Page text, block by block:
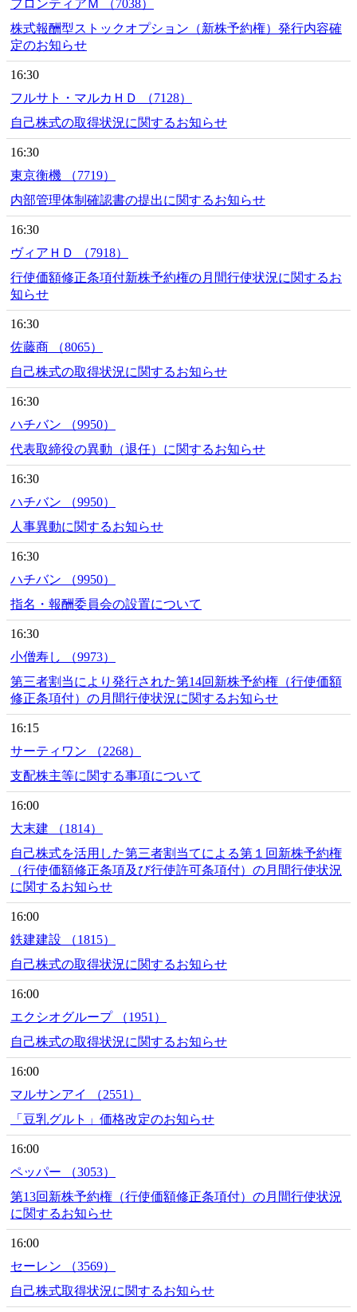
フロンティアＭ （7038）
株式報酬型ストックオプション（新株予約権）発行内容確
定のお知らせ
16:30
フルサト・マルカＨＤ （7128）
自己株式の取得状況に関するお知らせ
16:30
東京衡機 （7719）
内部管理体制確認書の提出に関するお知らせ
16:30
ヴィアＨＤ （7918）
行使価額修正条項付新株予約権の月間行使状況に関するお
知らせ
16:30
佐藤商 （8065）
自己株式の取得状況に関するお知らせ
16:30
ハチバン （9950）
代表取締役の異動（退任）に関するお知らせ
16:30
ハチバン （9950）
人事異動に関するお知らせ
16:30
ハチバン （9950）
指名・報酬委員会の設置について
16:30
小僧寿し （9973）
第三者割当により発行された第14回新株予約権（行使価額
修正条項付）の月間行使状況に関するお知らせ
16:15
サーティワン （2268）
支配株主等に関する事項について
16:00
大末建 （1814）
自己株式を活用した第三者割当てによる第１回新株予約権
（行使価額修正条項及び行使許可条項付）の月間行使状況
に関するお知らせ
16:00
鉄建建設 （1815）
自己株式の取得状況に関するお知らせ
16:00
エクシオグループ （1951）
自己株式の取得状況に関するお知らせ
16:00
マルサンアイ （2551）
「豆乳グルト」価格改定のお知らせ
16:00
ペッパー （3053）
第13回新株予約権（行使価額修正条項付）の月間行使状況
に関するお知らせ
16:00
セーレン （3569）
自己株式取得状況に関するお知らせ